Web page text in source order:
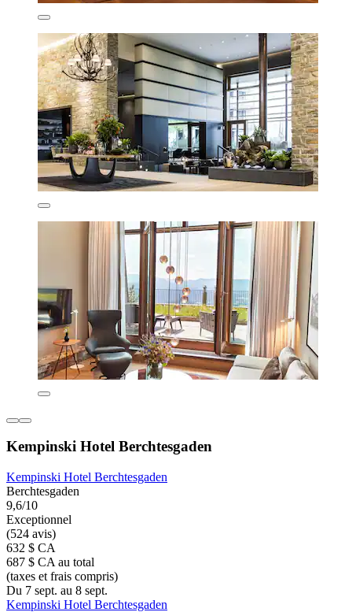
Kempinski Hotel Berchtesgaden
Kempinski Hotel Berchtesgaden
Berchtesgaden
9,6/10
Exceptionnel
(524 avis)
632 $ CA
687 $ CA au total
(taxes et frais compris)
Du 7 sept. au 8 sept.
Kempinski Hotel Berchtesgaden